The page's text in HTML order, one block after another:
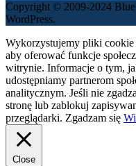
Copyright © 2009-2024
WordPress.
Wykorzystujemy pliki cookie
aby oferować funkcje
witrynie. Informacje o tym,
udostępniamy partnerom
analitycznym. Jeśli nie
stronę lub zablokuj
przeglądarki. Zgadzam się
Close